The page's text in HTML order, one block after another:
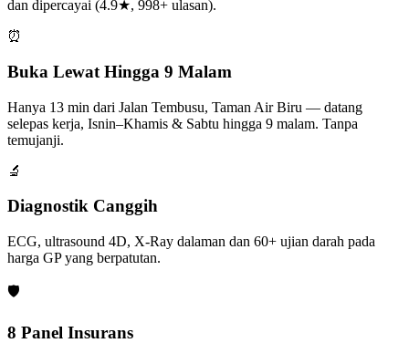
dan dipercayai (4.9★, 998+ ulasan).
⏰
Buka Lewat Hingga 9 Malam
Hanya 13 min dari Jalan Tembusu, Taman Air Biru — datang
selepas kerja, Isnin–Khamis & Sabtu hingga 9 malam. Tanpa
temujanji.
🔬
Diagnostik Canggih
ECG, ultrasound 4D, X-Ray dalaman dan 60+ ujian darah pada
harga GP yang berpatutan.
🛡️
8 Panel Insurans